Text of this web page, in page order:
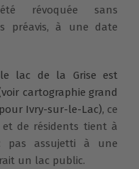
révoquée sans
préavis, à une date
lac de la Grise est
cartographie grand
Ivry-sur-le-Lac), ce
et de résidents tient à
pas assujetti à une
un lac public.